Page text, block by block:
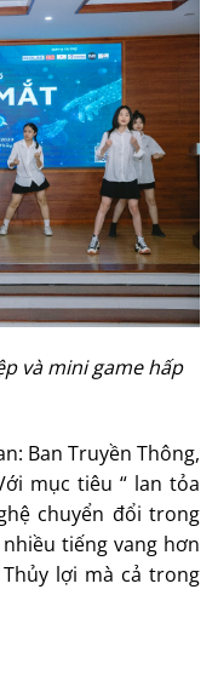
và mini game hấp
Ban Truyền Thông,
mục tiêu “ lan tỏa
chuyển đổi trong
nhiều tiếng vang hơn
lợi mà cả trong